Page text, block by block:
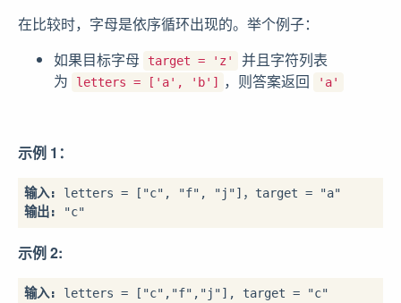
在比较时，字母是依序循环出现的。举个例子：
如果目标字母
target = 'z'
并且字符列表
为
letters = ['a', 'b'] ，则答案返回 'a'
示例 1：
输入:
输出:
示例 2:
输入: